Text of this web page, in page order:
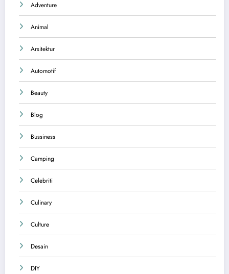
Adventure
Animal
Arsitektur
Automotif
Beauty
Blog
Bussiness
Camping
Celebriti
Culinary
Culture
Desain
DIY